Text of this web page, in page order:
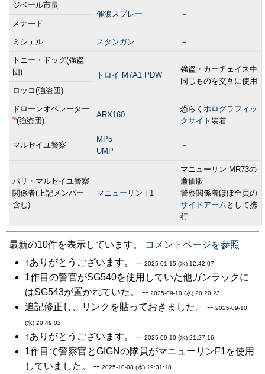
ジベール市長
催涙スプレー
－
メナード
ミシェル スタンガン －
トニー・ドッグ(強盗
団)
トロイ M7A1 PDW
強盗・カーチェイス中
同じものを交互に使用
ロッコ(強盗団)
ドローンオペレーター
*5(強盗団)
ARX160
恐らく ホログラフィッ
クサイト 装着
マルセイユ警察
MP5
UMP
－
パリ・マルセイユ警察
関係者(上記メンバー
含む)
マニューリン F1
マニューリン MR73の
廉価版
警察関係者ほぼ全員の
サイドアーム として携
行
最新の10件を表示しています。
コメントページを参照
↑ありがとうございます。 -- 2025-01-15 (水) 12:42:07
1作目の警官がSG540を使用していた他ガンラックに
はSG543が置かれていた。 -- 2025-09-10 (水) 20:20:23
追記修正し、リンクを貼っておきました。 -- 2025-09-10
(水) 20:49:02
↑ありがとうございます。 -- 2025-09-10 (水) 21:27:16
1作目で警察官とGIGNの隊員がマニューリンF1を使用
していました。 -- 2025-10-08 (水) 19:31:18